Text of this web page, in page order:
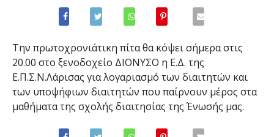
Την πρωτοχρονιάτικη πίτα θα κόψει σήμερα στις
20.00 στο ξενοδοχείο ΔΙΟΝΥΣΟ η Ε.Δ. της
Ε.Π.Σ.Ν.Λάρισας για λογαριασμό των διαιτητών και
των υποψήφιων διαιτητών που παίρνουν μέρος στα
μαθήματα της σχολής διαιτησίας της Ένωσής μας.